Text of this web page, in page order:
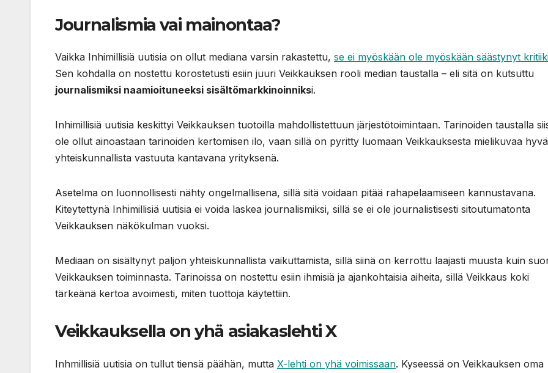
Journalismia vai mainontaa?
Vaikka Inhimillisiä uutisia on ollut mediana varsin rakastettu, se ei myöskään ole myöskään säästynyt
Sen kohdalla on nostettu korostetusti esiin juuri Veikkauksen rooli median taustalla – eli sitä on kutsuttu
journalismiksi naamioituneeksi sisältömarkkinoinniksi.
Inhimillisiä uutisia keskittyi Veikkauksen tuotoilla mahdollistettuun järjestötoimintaan. Tarinoiden taustalla
ole ollut ainoastaan tarinoiden kertomisen ilo, vaan sillä on pyritty luomaan Veikkauksesta mielikuvaa
yhteiskunnallista vastuuta kantavana yrityksenä.
Asetelma on luonnollisesti nähty ongelmallisena, sillä sitä voidaan pitää rahapelaamiseen kannustavana.
Kiteytettynä Inhimillisiä uutisia ei voida laskea journalismiksi, sillä se ei ole journalistisesti sitoutumatonta
Veikkauksen näkökulman vuoksi.
Mediaan on sisältynyt paljon yhteiskunnallista vaikuttamista, sillä siinä on kerrottu laajasti muusta kuin
Veikkauksen toiminnasta. Tarinoissa on nostettu esiin ihmisiä ja ajankohtaisia aiheita, sillä Veikkaus koki
tärkeänä kertoa avoimesti, miten tuottoja käytettiin.
Veikkauksella on yhä asiakaslehti X
Inhmillisiä uutisia on tullut tiensä päähän, mutta X-lehti on yhä voimissaan. Kyseessä on Veikkauksen oma